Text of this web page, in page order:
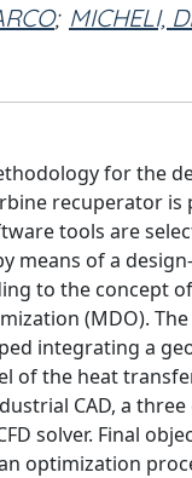
; MICHELI,
for the
recuperator is
tools are
means of a
to the concept
(MDO).
integrating a
of the heat
CAD, a
solver. Final
optimization